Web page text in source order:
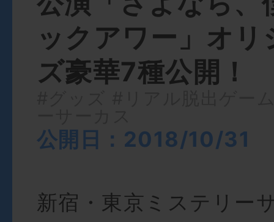
ックアワー」オ
ズ豪華7種公開！
公開日：2018/10/31
新宿・東京ミステリー